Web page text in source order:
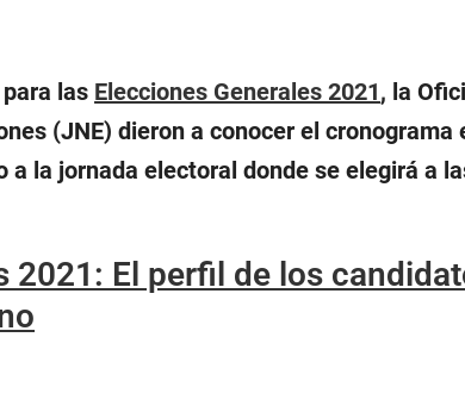
las Elecciones Generales 2021, la
(JNE) dieron a conocer el
la jornada electoral donde se elegirá a
2021: El perfil de los